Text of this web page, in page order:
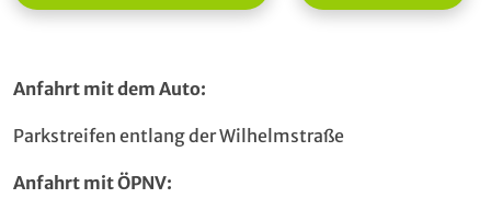
Anfahrt mit dem Auto:
Parkstreifen entlang der Wilhelmstraße
Anfahrt mit ÖPNV: